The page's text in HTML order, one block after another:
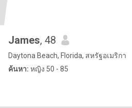
James, 48
Daytona Beach, Florida, สหรัฐอเมริกา
ค้นหา: หญิง 50 - 85